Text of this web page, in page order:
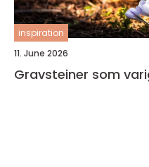
inspiration
11. June 2026
Gravsteiner som